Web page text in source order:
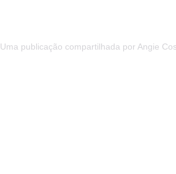
Uma publicação compartilhada por Angie